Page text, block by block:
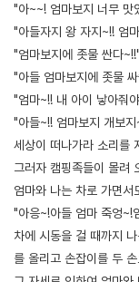
"아~~! 엄마보지 너무 맛
"아들자지 왕 자지~!! 엄
"엄마보지에 좃물 싼다~!!"
"아들 엄마보지에 좃물
"엄마~!! 내 아이 낳아줘
"아들~!! 엄마보지 개보
세상이 떠나가라 소리를
그러자 캠핑족들이 몰려
엄마와 나는 차로 가면서
"아응~!아들 엄마 죽엉~!
차에 시동을 걸 때까지
를 올리고 손잡이를 두